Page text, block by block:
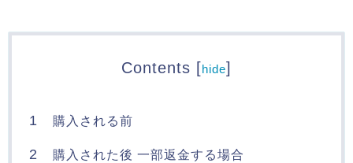
Contents [hide]
1 購入される前
2 購入された後 一部返金する場合